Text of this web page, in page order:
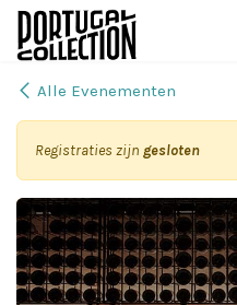
Overslaan naar inhoud
Alle Evenementen
Registraties zijn gesloten